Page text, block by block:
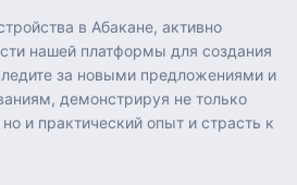
в Абакане, активно
нашей платформы для создания
за новыми предложениями и
демонстрируя не только
и практический опыт и страсть к